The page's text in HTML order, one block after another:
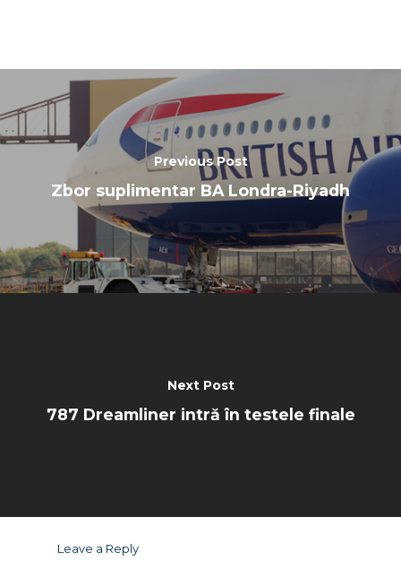
Previous Post
Zbor suplimentar BA Londra-Riyadh
Next Post
787 Dreamliner intră în testele finale
Leave a Reply